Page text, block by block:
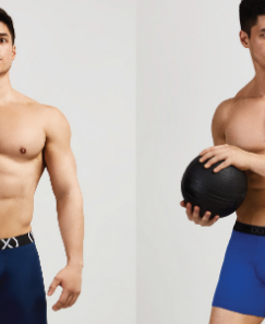
４．使用「AFTEE先享後付」時，將依據
即時審查核予不同之上限額度；若仍有額度
結果請求用戶進行身份認證。
５．嚴禁一人註冊多個帳號或使用他人資訊
形，恩沛科技股份有限公司將有權停止該用
動。
每筆NT$100
海外宅配